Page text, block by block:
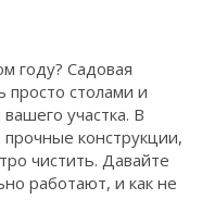
году? Садовая
просто столами и
участка. В
конструкции,
чистить. Давайте
работают, и как не